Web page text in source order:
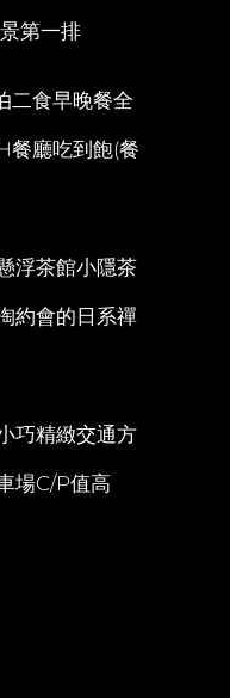
第一排
二食早晚餐全
餐廳吃到飽(餐
浮茶館小隱茶
約會的日系禪
巧精緻交通方
場C/P值高